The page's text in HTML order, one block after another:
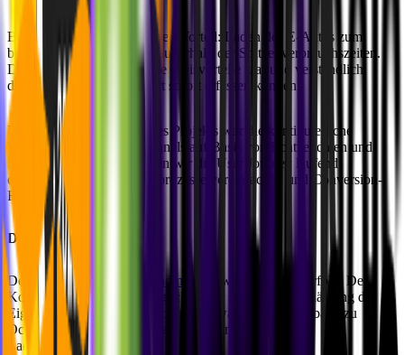
Beide Tarife bieten denselben Vorteil: Laden des E-Autos zum
bestmöglichen Strompreis
außerhalb der Spitzenverbrauchszeiten.
Die Landingpage erklärt die Preisvorteile klar und verständlich,
damit Nutzer den Mehrwert sofort erfassen können.
Ein zentraler Bestandteil des Projekts war die kontinuierliche
Weiterentwicklung des Funnels auf Basis von Echtzeitdaten und
Nutzerfeedback. So konnten wir die User Journey laufend
optimieren, Entscheidungsprozesse vereinfachen und Conversion-
Raten gezielt steigern.
Das Ergebnis
Der Launch der IOGO-Landingpage
war ein voller Erfolg. Der
Kompatibilitätscheck ermöglichte eine schnelle Einschätzung der
Eignung für Intelligent Octopus Go
, während der Fallback zu
Octopus Go dafür sorgte, dass jeder eine preiswerte
Lademöglichkeit findet.